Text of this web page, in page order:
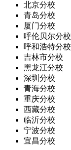
北京分校
青岛分校
厦门分校
呼伦贝尔分校
呼和浩特分校
吉林市分校
黑龙江分校
深圳分校
青海分校
重庆分校
西藏分校
临沂分校
宁波分校
宜昌分校